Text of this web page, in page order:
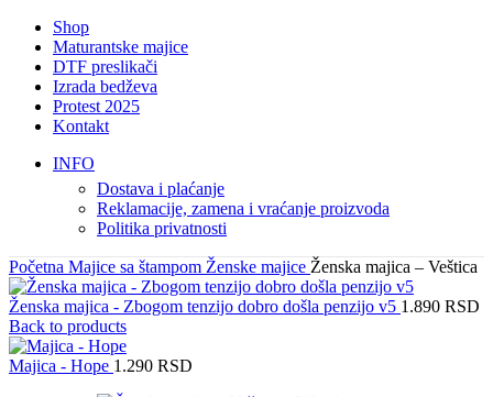
Shop
Maturantske majice
DTF preslikači
Izrada bedževa
Protest 2025
Kontakt
INFO
Dostava i plaćanje
Reklamacije, zamena i vraćanje proizvoda
Politika privatnosti
Početna Majice sa štampom Ženske majice Ženska majica – Veštica
Ženska majica - Zbogom tenzijo dobro došla penzijo v5 1.890 RSD
Back to products
Majica - Hope 1.290 RSD